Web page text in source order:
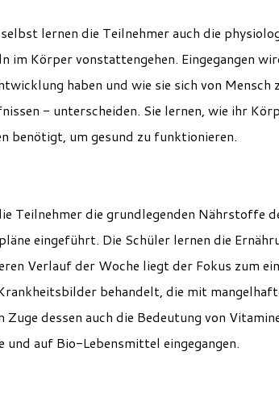
lernen die Teilnehmer auch die
Körper vonstattengehen. Eingegangen
haben und wie sie sich von Mensch
- unterscheiden. Sie lernen, wie ihr
benötigt, um gesund zu funktionieren.
Teilnehmer die grundlegenden Nährstoffe
eingeführt. Die Schüler lernen die
Verlauf der Woche liegt der Fokus zum
behandelt, die mit
dessen auch die Bedeutung von
auf Bio-Lebensmittel eingegangen.